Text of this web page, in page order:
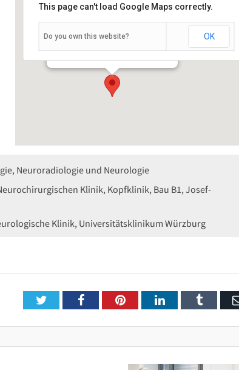
Josef-Schneider Strasse 11 - Würzburg
Veranstaltungen
This page can't load Google Maps correctly.
Do you own this website? OK
Neuroradiologie und Neurologie
Klinik, Kopfklinik, Bau B1, Josef-
Klinik, Universitätsklinikum Würzburg
TwitterFacebookPinterestLinkedInTumblr